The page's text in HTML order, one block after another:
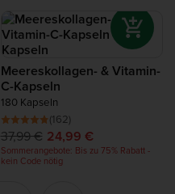
Meereskollagen- & Vitamin-
C-Kapseln
180 Kapseln
(162)
37,99 € 24,99 €
Sommerangebote: Bis zu 75% Rabatt -
kein Code nötig